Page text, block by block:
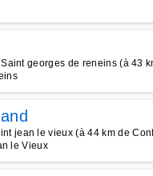
georges de reneins (à 43
jean le vieux (à 44 km de
le Vieux